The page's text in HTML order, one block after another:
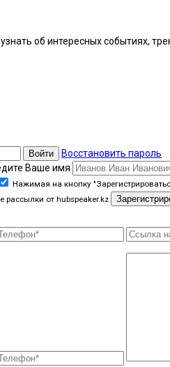
об интересных событиях,
Войти
Восстановить пароль
Ваше имя
Нажимая на кнопку
рассылки от hubspeaker.kz